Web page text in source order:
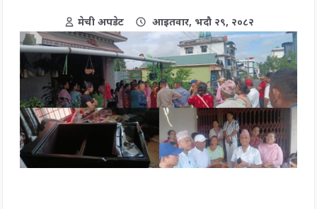
मेची अपडेट आइतवार, भदौ २९, २०८२